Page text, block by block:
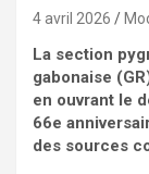
4 avril 2026
La section
gabonaise
en ouvrant le
66e
des sources